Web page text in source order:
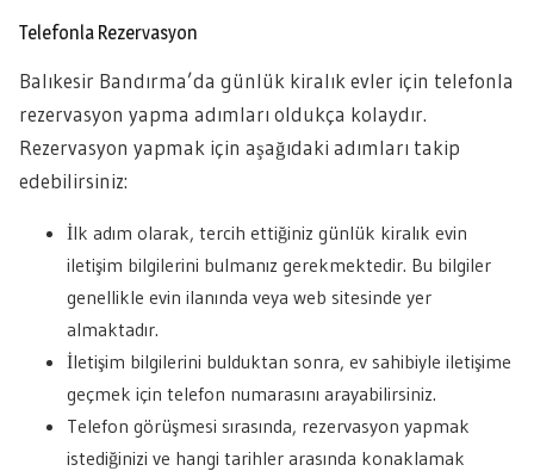
Telefonla Rezervasyon
Balıkesir Bandırma’da günlük kiralık evler için telefonla
rezervasyon yapma adımları oldukça kolaydır.
Rezervasyon yapmak için aşağıdaki adımları takip
edebilirsiniz:
İlk adım olarak, tercih ettiğiniz günlük kiralık evin
iletişim bilgilerini bulmanız gerekmektedir. Bu bilgiler
genellikle evin ilanında veya web sitesinde yer
almaktadır.
İletişim bilgilerini bulduktan sonra, ev sahibiyle iletişime
geçmek için telefon numarasını arayabilirsiniz.
Telefon görüşmesi sırasında, rezervasyon yapmak
istediğinizi ve hangi tarihler arasında konaklamak